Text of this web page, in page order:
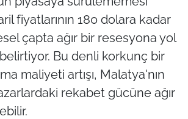
fiyatlarının 180 dolara kadar
çapta ağır bir resesyona yol
Bu denli korkunç bir
maliyeti artışı, Malatya'nın
rekabet gücüne ağır